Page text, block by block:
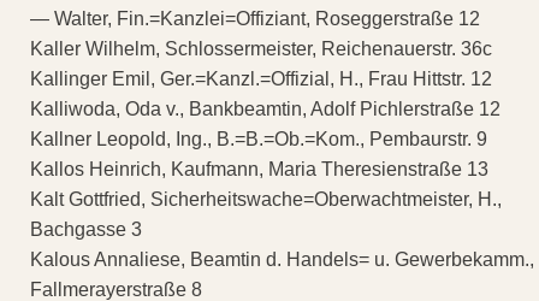
— Walter, Fin.=Kanzlei=Offiziant, Roseggerstraße 12
Kaller Wilhelm, Schlossermeister, Reichenauerstr. 36c
Kallinger Emil, Ger.=Kanzl.=Offizial, H., Frau Hittstr. 12
Kalliwoda, Oda v., Bankbeamtin, Adolf Pichlerstraße 12
Kallner Leopold, Ing., B.=B.=Ob.=Kom., Pembaurstr. 9
Kallos Heinrich, Kaufmann, Maria Theresienstraße 13
Kalt Gottfried, Sicherheitswache=Oberwachtmeister, H.,
Bachgasse 3
Kalous Annaliese, Beamtin d. Handels= u. Gewerbekamm.,
Fallmerayerstraße 8